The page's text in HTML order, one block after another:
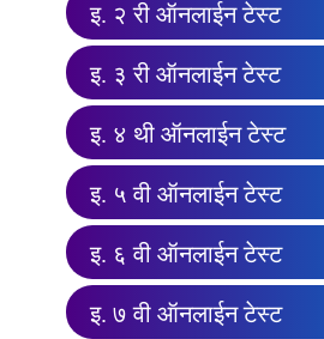
इ. २ री ऑनलाईन टेस्ट
इ. ३ री ऑनलाईन टेस्ट
इ. ४ थी ऑनलाईन टेस्ट
इ. ५ वी ऑनलाईन टेस्ट
इ. ६ वी ऑनलाईन टेस्ट
इ. ७ वी ऑनलाईन टेस्ट